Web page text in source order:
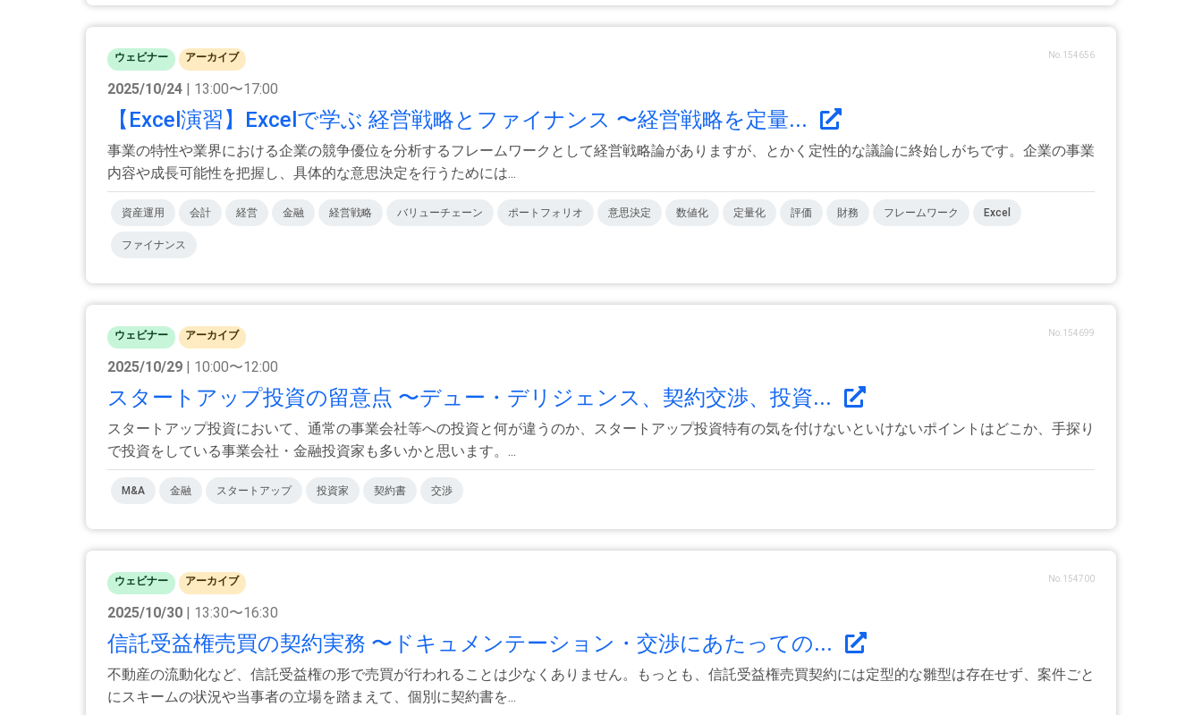
ウェビナー アーカイブ No.154656
2025/10/24 | 13:00〜17:00
【Excel演習】Excelで学ぶ 経営戦略とファイナンス 〜経営戦略を定量...
事業の特性や業界における企業の競争優位を分析するフレームワークとして経営戦略論がありますが、とかく定性的な議論に終始しがちです。企業の事業
内容や成長可能性を把握し、具体的な意思決定を行うためには...
資産運用 会計 経営 金融 経営戦略 バリューチェーン ポートフォリオ 意思決定 数値化 定量化 評価 財務 フレームワーク Excel
ファイナンス
ウェビナー アーカイブ No.154699
2025/10/29 | 10:00〜12:00
スタートアップ投資の留意点 〜デュー・デリジェンス、契約交渉、投資...
スタートアップ投資において、通常の事業会社等への投資と何が違うのか、スタートアップ投資特有の気を付けないといけないポイントはどこか、手探り
で投資をしている事業会社・金融投資家も多いかと思います。...
M&A 金融 スタートアップ 投資家 契約書 交渉
ウェビナー アーカイブ No.154700
2025/10/30 | 13:30〜16:30
信託受益権売買の契約実務 〜ドキュメンテーション・交渉にあたっての...
不動産の流動化など、信託受益権の形で売買が行われることは少なくありません。もっとも、信託受益権売買契約には定型的な雛型は存在せず、案件ごと
にスキームの状況や当事者の立場を踏まえて、個別に契約書を...